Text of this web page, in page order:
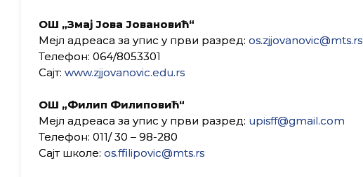
ОШ „Змај Јова Јовановић“
Мејл адреаса за упис у први разред: os.zjjovanovic@mts.rs
Телефон: 064/8053301
Сајт: www.zjjovanovic.edu.rs
ОШ „Филип Филиповић“
Мејл адреаса за упис у први разред: upisff@gmail.com
Телефон: 011/ 30 – 98-280
Сајт школе: os.ffilipovic@mts.rs